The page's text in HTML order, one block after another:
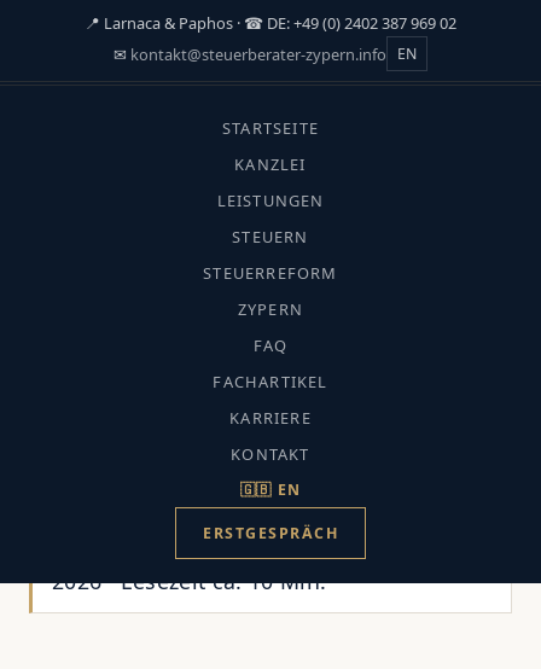
📍 Larnaca & Paphos · ☎ DE: +49 (0) 2402 387 969 02
✉ kontakt@steuerberater-zypern.info EN
STARTSEITE
KANZLEI
LEISTUNGEN
STEUERN
STEUERREFORM
ZYPERN
FAQ
FACHARTIKEL
KARRIERE
KONTAKT
🇬🇧 EN
ERSTGESPRÄCH
START
›
Vorratsgesellschaft
VORRATSGESELLSCHAFT
Vorratsgesellschaft
Kontoeröffnung
CMC-Fachredaktion · Aktualisiert: Juli
2026 · Lesezeit ca. 10 Min.